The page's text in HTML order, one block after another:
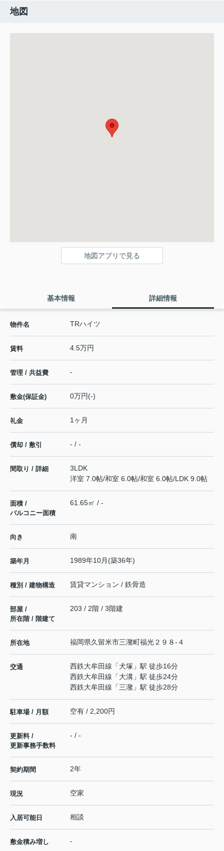
地図
地図アプリで見る
基本情報 詳細情報
物件名 TRハイツ
賃料 4.5万円
管理 / 共益費 -
敷金(保証金) 0万円(-)
礼金 1ヶ月
償却 / 敷引 - / -
間取り / 詳細
3LDK
洋室 7.0帖/和室 6.0帖/和室 6.0帖/LDK 9.0帖
面積 /
バルコニー面積
61.65㎡ / -
向き 南
築年月 1989年10月(築36年)
種別 / 建物構造 賃貸マンション / 鉄骨造
部屋 /
所在階 / 階建て
203 / 2階 / 3階建
所在地 福岡県久留米市三潴町福光２９８-４
交通 西鉄大牟田線 「犬塚 」駅 徒歩16分
西鉄大牟田線 「大溝 」駅 徒歩24分
西鉄大牟田線 「三潴 」駅 徒歩28分
駐車場 / 月額 空有 / 2,200円
更新料 /
更新事務手数料
- / -
契約期間 2年
現況 空家
入居可能日 相談
敷金積み増し -